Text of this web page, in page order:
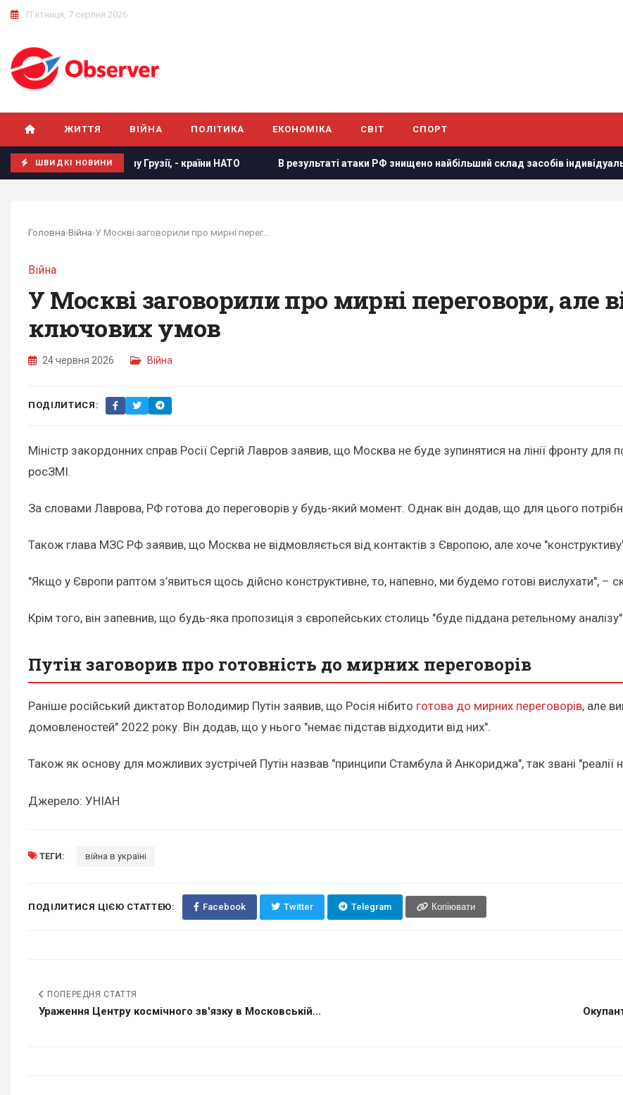
П'ятниця, 7 серпня 2026
ЖИТТЯ ВІЙНА ПОЛІТИКА ЕКОНОМІКА СВІТ СПОРТ
ШВИДКІ НОВИНИ
частину Грузії, - країни НАТО В результаті атаки РФ знищено найбільший склад засобів індивідуального
Головна›Війна› У Москві заговорили про мирні переговори, але...
Війна
У Москві заговорили про мирні переговори, але
ключових умов
24 червня 2026 Війна
ПОДІЛИТИСЯ:
Міністр закордонних справ Росії Сергій Лавров заявив, що Москва не буде зупинятися на лінії фронту для
росЗМІ.
За словами Лаврова, РФ готова до переговорів у будь-який момент. Однак він додав, що для цього потрібні
Також глава МЗС РФ заявив, що Москва не відмовляється від контактів з Європою, але хоче
"Якщо у Європи раптом з’явиться щось дійсно конструктивне, то, напевно, ми будемо готові вислухати", –
Крім того, він запевнив, що будь-яка пропозиція з європейських столиць "буде піддана ретельному
Путін заговорив про готовність до мирних переговорів
Раніше російський диктатор Володимир Путін заявив, що Росія нібито готова до мирних переговорів, але
домовленостей" 2022 року. Він додав, що у нього "немає підстав відходити від них".
Також як основу для можливих зустрічей Путін назвав "принципи Стамбула й Анкориджа", так звані
Джерело: УНІАН
ТЕГИ: війна в україні
ПОДІЛИТИСЯ ЦІЄЮ СТАТТЕЮ: Facebook Twitter Telegram Копіювати
ПОПЕРЕДНЯ СТАТТЯ
Ураження Центру космічного зв'язку в Московській...